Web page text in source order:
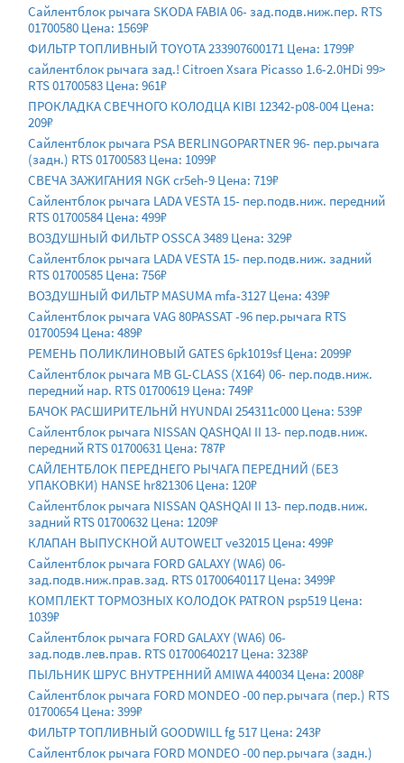
Сайлентблок рычага SKODA FABIA 06- зад.подв.ниж.пер. RTS
01700580 Цена: 1569₽
ФИЛЬТР ТОПЛИВНЫЙ TOYOTA 233907600171 Цена: 1799₽
сайлентблок рычага зад.! Citroen Xsara Picasso 1.6-2.0HDi 99>
RTS 01700583 Цена: 961₽
ПРОКЛАДКА СВЕЧНОГО КОЛОДЦА KIBI 12342-p08-004 Цена:
209₽
Сайлентблок рычага PSA BERLINGOPARTNER 96- пер.рычага
(задн.) RTS 01700583 Цена: 1099₽
СВЕЧА ЗАЖИГАНИЯ NGK cr5eh-9 Цена: 719₽
Сайлентблок рычага LADA VESTA 15- пер.подв.ниж. передний
RTS 01700584 Цена: 499₽
ВОЗДУШНЫЙ ФИЛЬТР OSSCA 3489 Цена: 329₽
Сайлентблок рычага LADA VESTA 15- пер.подв.ниж. задний
RTS 01700585 Цена: 756₽
ВОЗДУШНЫЙ ФИЛЬТР MASUMA mfa-3127 Цена: 439₽
Сайлентблок рычага VAG 80PASSAT -96 пер.рычага RTS
01700594 Цена: 489₽
РЕМЕНЬ ПОЛИКЛИНОВЫЙ GATES 6pk1019sf Цена: 2099₽
Сайлентблок рычага MB GL-CLASS (X164) 06- пер.подв.ниж.
передний нар. RTS 01700619 Цена: 749₽
БАЧОК РАСШИРИТЕЛЬНЙ HYUNDAI 254311c000 Цена: 539₽
Сайлентблок рычага NISSAN QASHQAI II 13- пер.подв.ниж.
передний RTS 01700631 Цена: 787₽
САЙЛЕНТБЛОК ПЕРЕДНЕГО РЫЧАГА ПЕРЕДНИЙ (БЕЗ
УПАКОВКИ) HANSE hr821306 Цена: 120₽
Сайлентблок рычага NISSAN QASHQAI II 13- пер.подв.ниж.
задний RTS 01700632 Цена: 1209₽
КЛАПАН ВЫПУСКНОЙ AUTOWELT ve32015 Цена: 499₽
Сайлентблок рычага FORD GALAXY (WA6) 06-
зад.подв.ниж.прав.зад. RTS 01700640117 Цена: 3499₽
КОМПЛЕКТ ТОРМОЗНЫХ КОЛОДОК PATRON psp519 Цена:
1039₽
Сайлентблок рычага FORD GALAXY (WA6) 06-
зад.подв.лев.прав. RTS 01700640217 Цена: 3238₽
ПЫЛЬНИК ШРУС ВНУТРЕННИЙ AMIWA 440034 Цена: 2008₽
Сайлентблок рычага FORD MONDEO -00 пер.рычага (пер.) RTS
01700654 Цена: 399₽
ФИЛЬТР ТОПЛИВНЫЙ GOODWILL fg 517 Цена: 243₽
Сайлентблок рычага FORD MONDEO -00 пер.рычага (задн.)